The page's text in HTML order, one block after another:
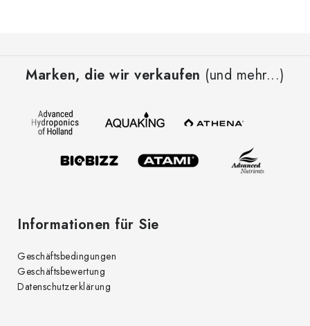
Marken, die wir verkaufen (und mehr...)
Informationen für Sie
Geschäftsbedingungen
Geschäftsbewertung
Datenschutzerklärung